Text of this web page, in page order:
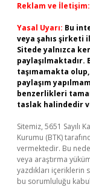
Reklam ve İletişim:
Yasal Uyarı: Bu
veya şahıs şirketi
Sitede yalnızca
taşımamakta
paylaşım
benzerlikleri
taslak halindedir
Sitemiz, 5651 Sayılı
Kurumu (BTK)
vermektedir. Bu
veya araştırma
yazdıkları
bu sorumluluğu